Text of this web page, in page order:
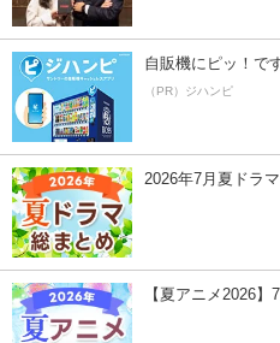
自販機にピッ！で
（PR）ジハンピ
2026年7月夏ドラ
【夏アニメ2026